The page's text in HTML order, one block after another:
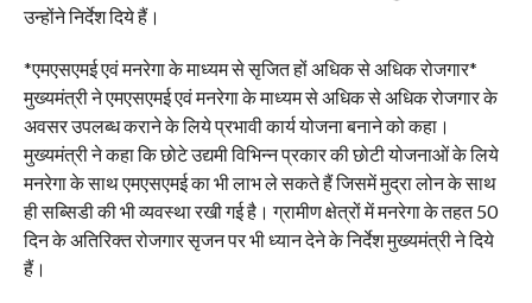
उन्होंने निर्देश दिये हैं।
*एमएसएमई एवं मनरेगा के माध्यम से सृजित हों अधिक से अधिक रोजगार*
मुख्यमंत्री ने एमएसएमई एवं मनरेगा के माध्यम से अधिक से अधिक रोजगार के
अवसर उपलब्ध कराने के लिये प्रभावी कार्य योजना बनाने को कहा।
मुख्यमंत्री ने कहा कि छोटे उद्यमी विभिन्न प्रकार की छोटी योजनाओं के लिये
मनरेगा के साथ एमएसएमई का भी लाभ ले सकते हैं जिसमें मुद्रा लोन के साथ
ही सब्सिडी की भी व्यवस्था रखी गई है। ग्रामीण क्षेत्रों में मनरेगा के तहत 50
दिन के अतिरिक्त रोजगार सृजन पर भी ध्यान देने के निर्देश मुख्यमंत्री ने दिये
हैं।